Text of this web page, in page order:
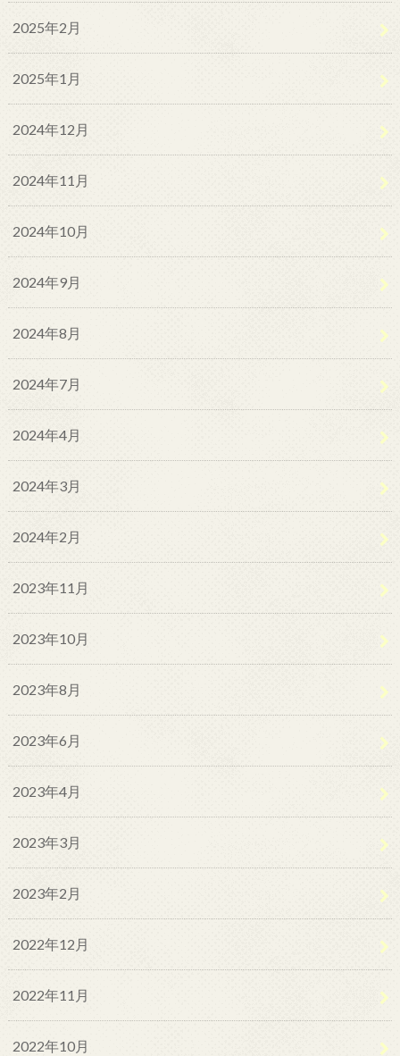
2025年2月
2025年1月
2024年12月
2024年11月
2024年10月
2024年9月
2024年8月
2024年7月
2024年4月
2024年3月
2024年2月
2023年11月
2023年10月
2023年8月
2023年6月
2023年4月
2023年3月
2023年2月
2022年12月
2022年11月
2022年10月